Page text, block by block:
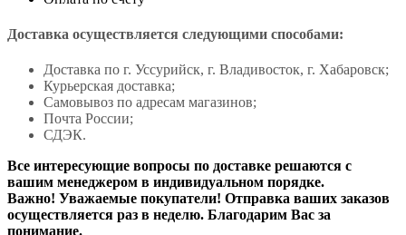
Доставка осуществляется следующими способами:
Доставка по г. Уссурийск, г. Владивосток, г. Хабаровск;
Курьерская доставка;
Самовывоз по адресам магазинов;
Почта России;
СДЭК.
Все интересующие вопросы по доставке решаются с
вашим менеджером в индивидуальном порядке.
Важно! Уважаемые покупатели! Отправка ваших заказов
осуществляется раз в неделю. Благодарим Вас за
понимание.